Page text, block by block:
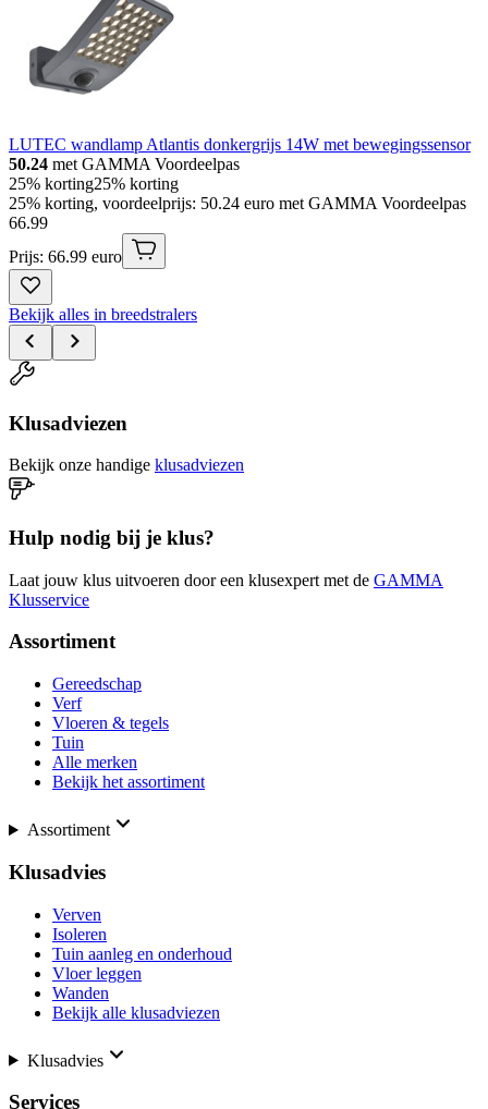
LUTEC wandlamp Atlantis donkergrijs 14W met bewegingssensor
50.24 met GAMMA Voordeelpas
25% korting25% korting
25% korting, voordeelprijs: 50.24 euro met GAMMA Voordeelpas
66.99
Prijs: 66.99 euro
Bekijk alles in breedstralers
Klusadviezen
Bekijk onze handige klusadviezen
Hulp nodig bij je klus?
Laat jouw klus uitvoeren door een klusexpert met de GAMMA
Klusservice
Assortiment
Gereedschap
Verf
Vloeren & tegels
Tuin
Alle merken
Bekijk het assortiment
Assortiment
Klusadvies
Verven
Isoleren
Tuin aanleg en onderhoud
Vloer leggen
Wanden
Bekijk alle klusadviezen
Klusadvies
Services